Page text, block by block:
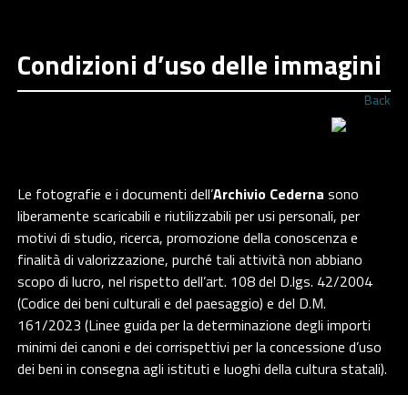
Condizioni d’uso delle immagini
Back
Le fotografie e i documenti dell’Archivio Cederna sono
liberamente scaricabili e riutilizzabili per usi personali, per
motivi di studio, ricerca, promozione della conoscenza e
finalità di valorizzazione, purché tali attività non abbiano
scopo di lucro, nel rispetto dell’art. 108 del D.lgs. 42/2004
(Codice dei beni culturali e del paesaggio) e del D.M.
161/2023 (Linee guida per la determinazione degli importi
minimi dei canoni e dei corrispettivi per la concessione d’uso
dei beni in consegna agli istituti e luoghi della cultura statali).